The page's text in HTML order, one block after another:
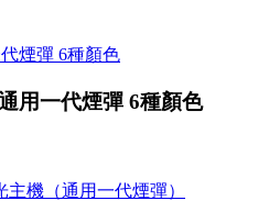
用一代煙彈 6種顏色